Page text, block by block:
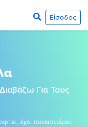
Είσοδος
Διαβάζω Για Τους
έχει συνεισφέρει